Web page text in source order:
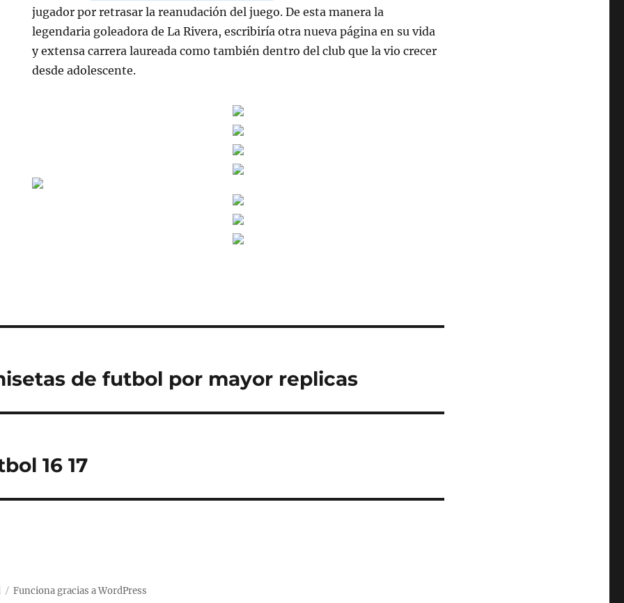
jugador por retrasar la reanudación del juego. De esta manera la
legendaria goleadora de La Rivera, escribiría otra nueva página en su vida
y extensa carrera laureada como también dentro del club que la vio crecer
desde adolescente.
de futbol por mayor replicas
16 17
Funciona gracias a WordPress